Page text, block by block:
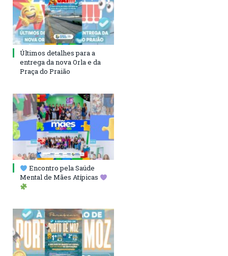
Últimos detalhes para a
entrega da nova Orla e da
Praça do Praião
Encontro pela Saúde
Mental de Mães Atípicas